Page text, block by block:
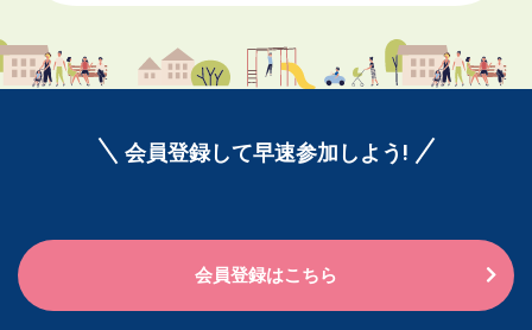
会員登録して早速参加しよう!
会員登録はこちら